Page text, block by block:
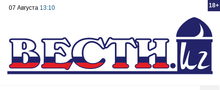
18+
07 Августа 13:10